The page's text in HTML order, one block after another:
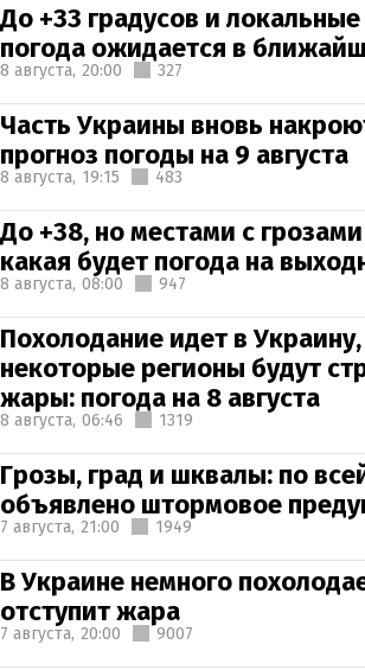
До +33 градусов и
погода ожидается в
8 августа, 20:00 327
Часть Украины вновь
прогноз погоды на 9 августа
8 августа, 19:15 483
До +38, но местами с
какая будет погода на
8 августа, 08:00 947
Похолодание идет в
некоторые регионы будут
жары: погода на 8 августа
8 августа, 06:46 1319
Грозы, град и шквалы: по
объявлено штормовое
7 августа, 21:00 1949
В Украине немного
отступит жара
7 августа, 20:00 9007